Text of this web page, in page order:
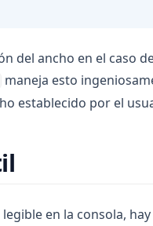
del ancho en el caso
maneja esto
establecido por el
en la consola, hay